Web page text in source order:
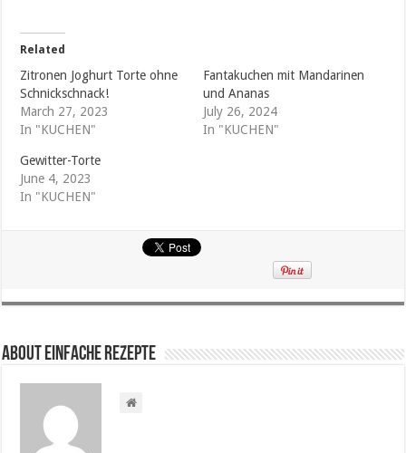
Related
Zitronen Joghurt Torte ohne
Schnickschnack!
March 27, 2023
In "KUCHEN"
Fantakuchen mit Mandarinen
und Ananas
July 26, 2024
In "KUCHEN"
Gewitter-Torte
June 4, 2023
In "KUCHEN"
About Einfache Rezepte